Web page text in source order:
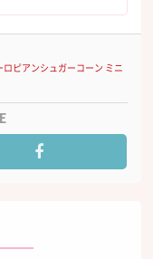
ロピアンシュガーコーン ミニ